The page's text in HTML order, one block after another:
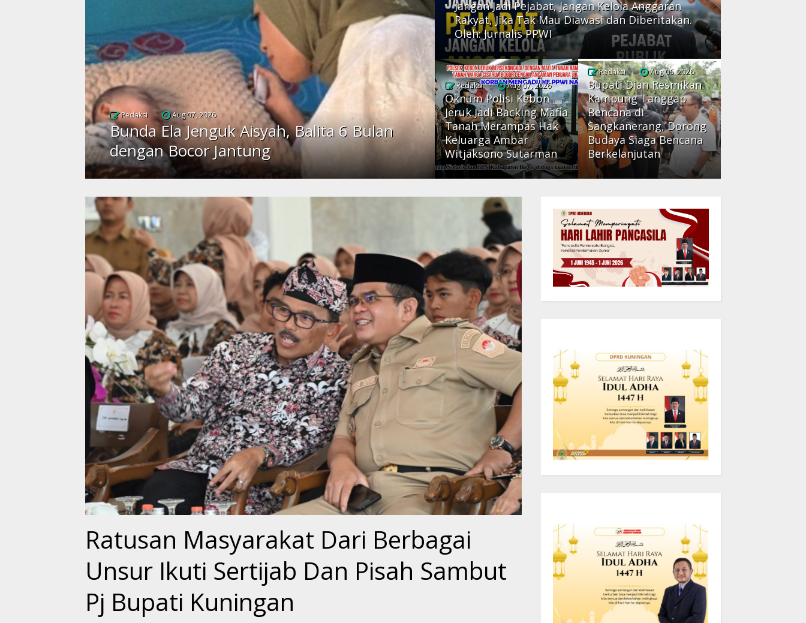
Redaksi Aug 07, 2026
Bunda Ela Jenguk Aisyah, Balita 6 Bulan
dengan Bocor Jantung
Jangan Jadi Pejabat, Jangan Kelola Anggaran
Rakyat, Jika Tak Mau Diawasi dan Diberitakan.
Oleh: Jurnalis PPWI
Redaksi Aug 07, 2026
Oknum Polisi Kebon
Jeruk Jadi Backing Mafia
Tanah Merampas Hak
Keluarga Ambar
Witjaksono Sutarman
Redaksi Aug 06, 2026
Bupati Dian Resmikan
Kampung Tanggap
Bencana di
Sangkanerang, Dorong
Budaya Siaga Bencana
Berkelanjutan
Ratusan Masyarakat Dari Berbagai
Unsur Ikuti Sertijab Dan Pisah Sambut
Pj Bupati Kuningan